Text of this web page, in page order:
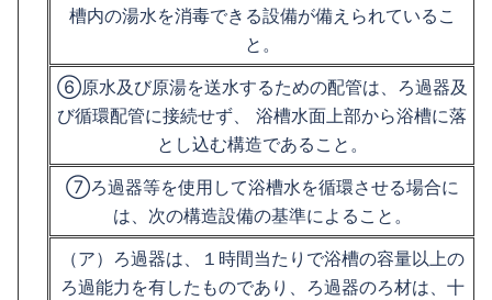
槽内の湯水を消毒できる設備が備えられているこ
と。
⑥原水及び原湯を送水するための配管は、ろ過器及
び循環配管に接続せず、 浴槽水面上部から浴槽に落
とし込む構造であること。
⑦ろ過器等を使用して浴槽水を循環させる場合に
は、次の構造設備の基準によること。
（ア）ろ過器は、１時間当たりで浴槽の容量以上の
ろ過能力を有したものであり、ろ過器のろ材は、十